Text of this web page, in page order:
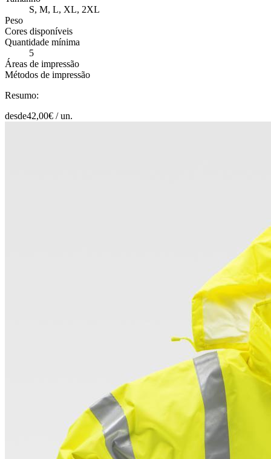
S, M, L, XL, 2XL
Peso
Cores disponíveis
Quantidade mínima
5
Áreas de impressão
Métodos de impressão
Resumo:
desde42,00€ /un.